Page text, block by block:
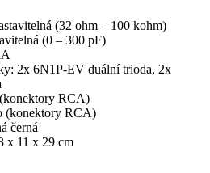
(32 ohm – 100 kohm)
(0 – 300 pF)
2x 6N1P-EV duální trioda, 2x
RCA)
(konektory RCA)
černá
x 11 x 29 cm